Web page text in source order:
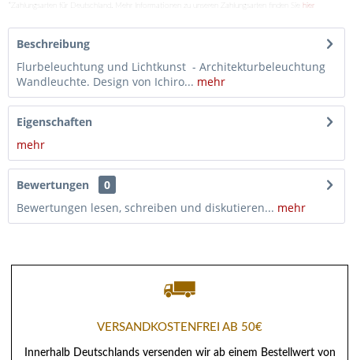
*Zahlungsarten für Deutschland. Mehr Informationen zu unseren Zahlungsarten finden Sie hier
Beschreibung
Flurbeleuchtung und Lichtkunst - Architekturbeleuchtung
Wandleuchte. Design von Ichiro... mehr
Eigenschaften
mehr
Bewertungen
0
Bewertungen lesen, schreiben und diskutieren... mehr
VERSANDKOSTENFREI AB 50€
Innerhalb Deutschlands versenden wir ab einem Bestellwert von